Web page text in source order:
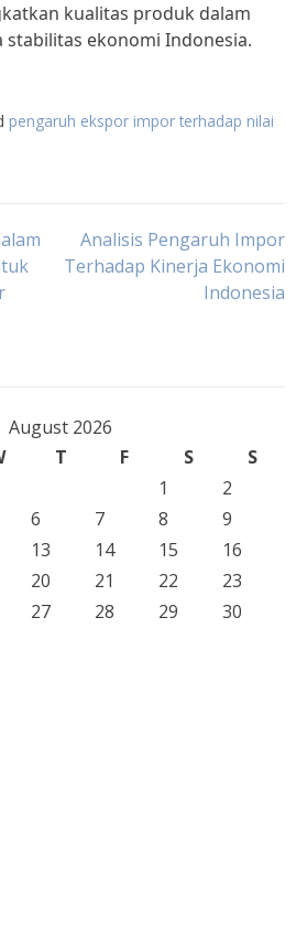
kualitas produk dalam
stabilitas ekonomi Indonesia.
pengaruh ekspor impor terhadap nilai
Analisis Pengaruh Impor
Terhadap Kinerja Ekonomi
Indonesia
August 2026
T F S
S
1
2
6 7 8
9
13 14 15
16
20 21 22
23
27 28 29
30